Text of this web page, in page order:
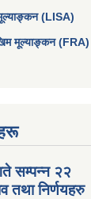
(LISA)
मूल्याङ्कन (FRA)
सम्पन्न २२
तथा निर्णयहरु